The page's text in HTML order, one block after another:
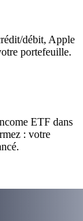
débit, Apple
portefeuille.
ETF dans
: votre